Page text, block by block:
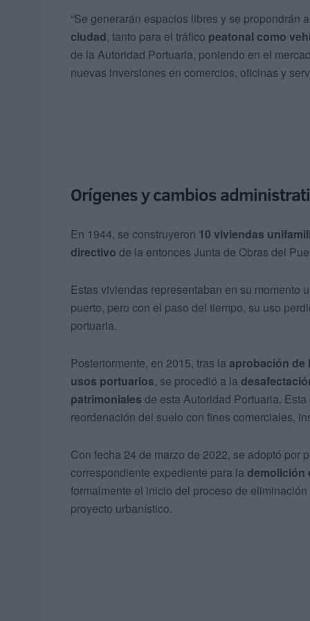
“Se generarán espacios libres y se propondrán
ciudad, tanto para el tráfico peatonal como
de la Autoridad Portuaria, poniendo en el
nuevas inversiones en comercios, oficinas y
Orígenes y cambios
En 1944, se construyeron 10 viviendas
directivo de la entonces Junta de Obras del
Estas viviendas representaban en su momento
puerto, pero con el paso del tiempo, su uso
portuaria.
Posteriormente, en 2015, tras la aprobación de
usos portuarios, se procedió a la
patrimoniales de esta Autoridad Portuaria.
reordenación del suelo con fines comerciales,
Con fecha 24 de marzo de 2022, se adoptó por
correspondiente expediente para la demolición
formalmente el inicio del proceso de
proyecto urbanístico.